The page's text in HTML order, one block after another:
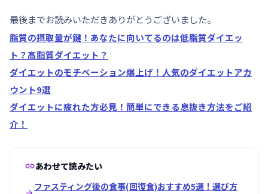
最後までお読みいただきありがとうございました。
脂質の摂取量が鍵！あなたに向いてるのは低脂質ダイエッ
ト？高脂質ダイエット？
ダイエットのモチベーション爆上げ！人気のダイエットアカ
ウント9選
ダイエットに疲れた方必見！簡単にできる息抜き方法をご紹
介！
あわせて読みたい
ファスティング後の食事(回復食)おすすめ5選！選び方